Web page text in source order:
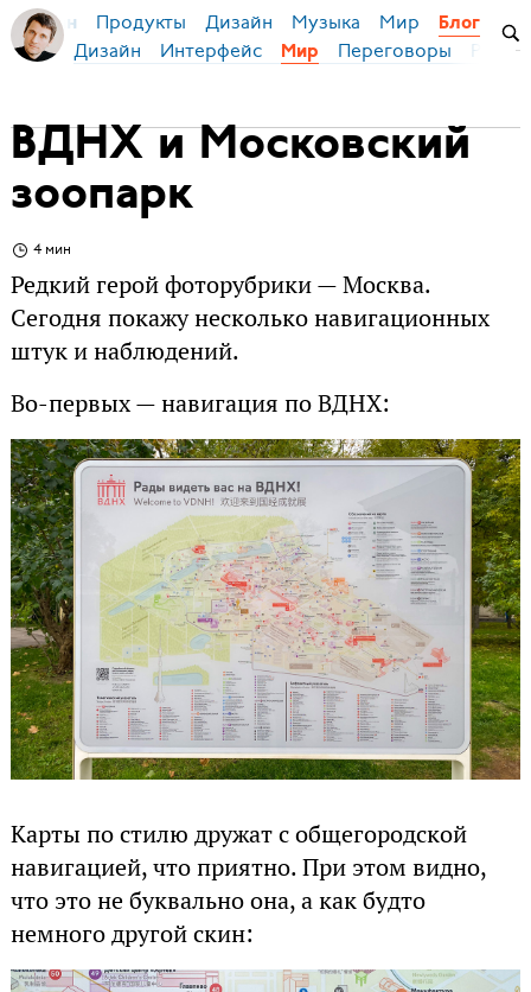
Бирман Продукты Дизайн Музыка Мир Блог
Дизайн Интерфейс Мир Переговоры
ВДНХ и Московский
зоопарк
4 мин
Редкий герой фоторубрики — Москва.
Сегодня покажу несколько навигационных
штук и наблюдений.
Во-первых — навигация по ВДНХ:
Карты по стилю дружат с общегородской
навигацией, что приятно. При этом видно,
что это не буквально она, а как будто
немного другой скин: